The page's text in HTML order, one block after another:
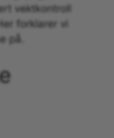
vektkontroll
forklarer vi
på.